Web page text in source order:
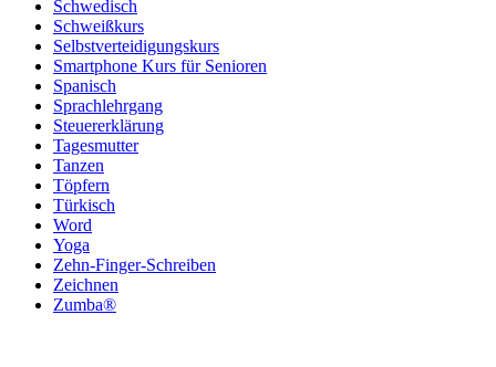
Schwedisch
Schweißkurs
Selbstverteidigungskurs
Smartphone Kurs für Senioren
Spanisch
Sprachlehrgang
Steuererklärung
Tagesmutter
Tanzen
Töpfern
Türkisch
Word
Yoga
Zehn-Finger-Schreiben
Zeichnen
Zumba®